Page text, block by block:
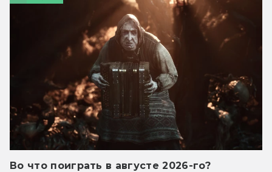
Во что поиграть в августе 2026-го?